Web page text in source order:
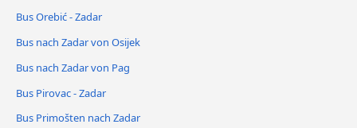
Bus Orebić - Zadar
Bus nach Zadar von Osijek
Bus nach Zadar von Pag
Bus Pirovac - Zadar
Bus Primošten nach Zadar